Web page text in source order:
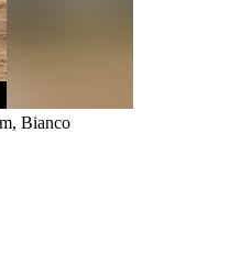
Bianco